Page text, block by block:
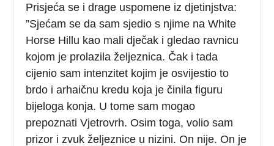
Prisjeća se i drage uspomene iz djetinjstva:
”Sjećam se da sam sjedio s njime na White
Horse Hillu kao mali dječak i gledao ravnicu
kojom je prolazila željeznica. Čak i tada
cijenio sam intenzitet kojim je osvijestio to
brdo i arhaičnu kredu koja je činila figuru
bijeloga konja. U tome sam mogao
prepoznati Vjetrovrh. Osim toga, volio sam
prizor i zvuk željeznice u nizini. On nije. On je